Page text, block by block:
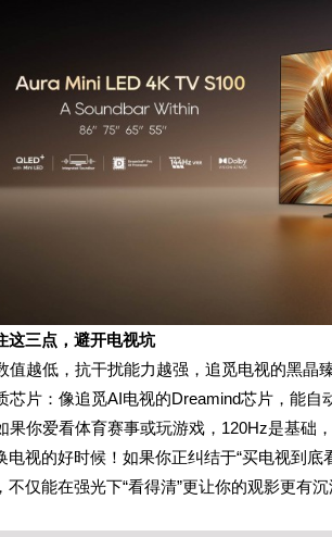
这三点，避开电视坑
值越低，抗干扰能力越强，追觅电视的黑晶
芯片：像追觅AI电视的Dreamind芯片，能自
果你爱看体育赛事或玩游戏，120Hz是基础
电视的好时候！如果你正纠结于“买电视到
不仅能在强光下“看得清”更让你的观影更有